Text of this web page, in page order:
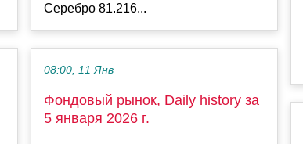
Серебро 81.216...
08:00, 11 Янв
Фондовый рынок, Daily history за
5 января 2026 г.